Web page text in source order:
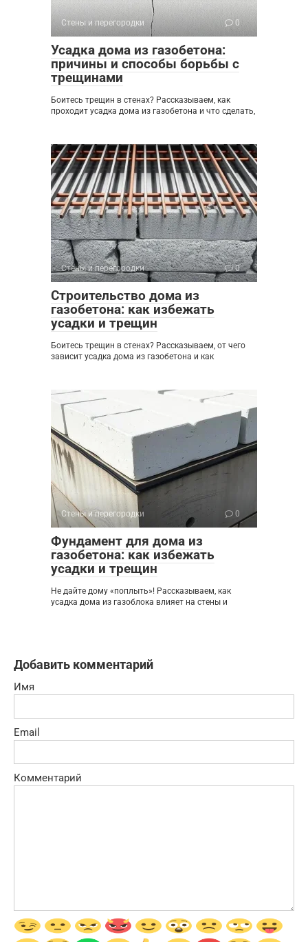
Стены и перегородки 0
Усадка дома из газобетона:
причины и способы борьбы с
трещинами
Боитесь трещин в стенах? Рассказываем, как
проходит усадка дома из газобетона и что сделать,
Стены и перегородки 0
Строительство дома из
газобетона: как избежать
усадки и трещин
Боитесь трещин в стенах? Рассказываем, от чего
зависит усадка дома из газобетона и как
Стены и перегородки 0
Фундамент для дома из
газобетона: как избежать
усадки и трещин
Не дайте дому «поплыть»! Рассказываем, как
усадка дома из газоблока влияет на стены и
Добавить комментарий
Имя
Email
Комментарий